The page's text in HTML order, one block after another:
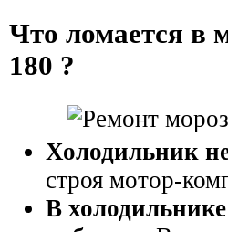
Что ломается в
180 ?
Холодильник
строя мотор-
В